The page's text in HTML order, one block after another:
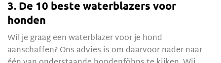
3. De 10 beste waterblazers voor
honden
Wil je graag een waterblazer voor je hond
aanschaffen? Ons advies is om daarvoor nader naar